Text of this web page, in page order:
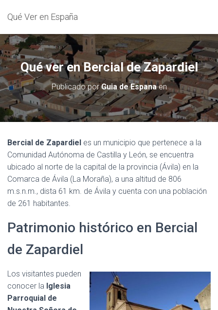
Qué Ver en España
Qué ver en Bercial de Zapardiel
Publicado porGuia de Espanaen
Bercial de Zapardiel es un municipio que pertenece a la
Comunidad Autónoma de Castilla y León, se encuentra
ubicado al norte de la capital de la provincia (Ávila) en la
Comarca de Ávila (La Moraña), a una altitud de 806
m.s.n.m., dista 61 km. de Ávila y cuenta con una población
de 261 habitantes.
Patrimonio histórico en Bercial
de Zapardiel
Los visitantes pueden
conocer la Iglesia
Parroquial de